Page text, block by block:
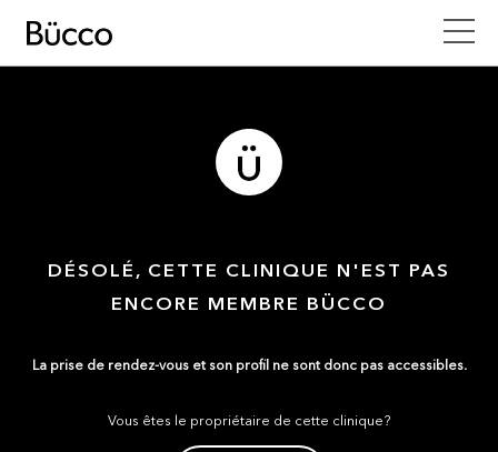
DÉSOLÉ, CETTE CLINIQUE N'EST PAS
ENCORE MEMBRE BÜCCO
La prise de rendez-vous et son profil ne sont donc pas accessibles.
Vous êtes le propriétaire de cette clinique?